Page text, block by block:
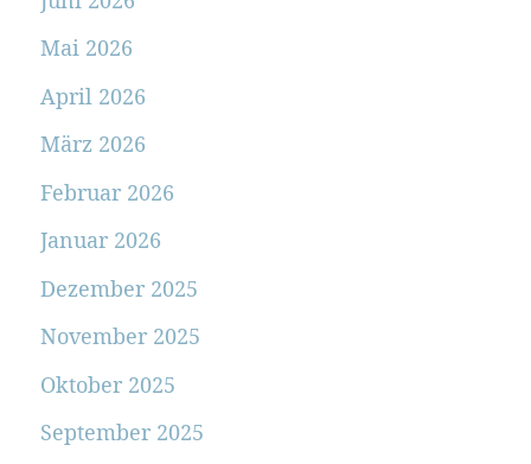
Mai 2026
April 2026
März 2026
Februar 2026
Januar 2026
Dezember 2025
November 2025
Oktober 2025
September 2025